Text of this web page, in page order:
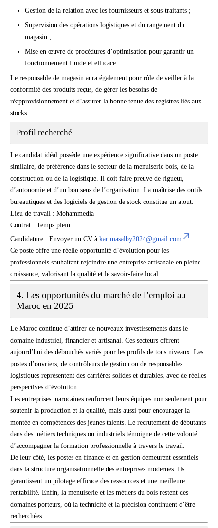
Gestion de la relation avec les fournisseurs et sous-traitants ;
Supervision des opérations logistiques et du rangement du
magasin ;
Mise en œuvre de procédures d’optimisation pour garantir un
fonctionnement fluide et efficace.
Le responsable de magasin aura également pour rôle de veiller à la
conformité des produits reçus, de gérer les besoins de
réapprovisionnement et d’assurer la bonne tenue des registres liés aux
stocks.
Profil recherché
Le candidat idéal possède une expérience significative dans un poste
similaire, de préférence dans le secteur de la menuiserie bois , de la
construction ou de la logistique . Il doit faire preuve de rigueur,
d’autonomie et d’un bon sens de l’organisation. La maîtrise des outils
bureautiques et des logiciels de gestion de stock constitue un atout.
Lieu de travail : Mohammedia
Contrat : Temps plein
Candidature : Envoyer un CV à karimasalby2024@gmail.com
Ce poste offre une réelle opportunité d’évolution pour les
professionnels souhaitant rejoindre une entreprise artisanale en pleine
croissance, valorisant la qualité et le savoir-faire local.
4. Les opportunités du marché de l’emploi au
Maroc en 2025
Le Maroc continue d’attirer de nouveaux investissements dans le
domaine industriel, financier et artisanal. Ces secteurs offrent
aujourd’hui des débouchés variés pour les profils de tous niveaux. Les
postes d’ouvriers , de contrôleurs de gestion ou de responsables
logistiques représentent des carrières solides et durables, avec de réelles
perspectives d’évolution.
Les entreprises marocaines renforcent leurs équipes non seulement pour
soutenir la production et la qualité, mais aussi pour encourager la
montée en compétences des jeunes talents. Le recrutement de débutants
dans des métiers techniques ou industriels témoigne de cette volonté
d’accompagner la formation professionnelle à travers le travail.
De leur côté, les postes en finance et en gestion demeurent essentiels
dans la structure organisationnelle des entreprises modernes. Ils
garantissent un pilotage efficace des ressources et une meilleure
rentabilité. Enfin, la menuiserie et les métiers du bois restent des
domaines porteurs, où la technicité et la précision continuent d’être
recherchées.